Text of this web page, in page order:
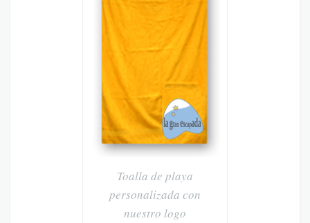
Toalla de playa
personalizada con
nuestro logo